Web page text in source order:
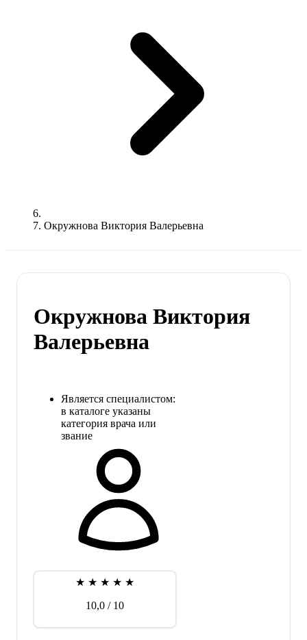
Окружнова Виктория Валерьевна
Окружнова Виктория
Валерьевна
Является специалистом:
в каталоге указаны
категория врача или
звание
★ ★ ★ ★ ★
10,0 / 10